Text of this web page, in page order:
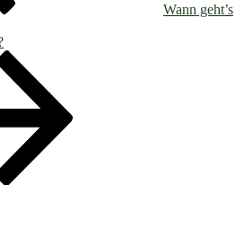
Wann geht’s